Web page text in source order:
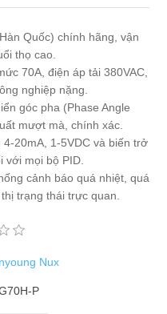
Quốc) chính hãng, vận
thọ cao.
70A, điện áp tải 380VAC,
nghiệp nặng.
góc pha (Phase Angle
mượt mà, chính xác.
20mA, 1-5VDC và biến trở
với mọi bộ PID.
cảnh báo quá nhiệt, quá
trạng thái trực quan.
Nux
P